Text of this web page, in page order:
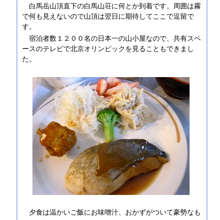
白馬岳山頂直下の白馬山荘に何とか到着です。周囲は霧
で何も見えないので山頂は翌日に期待してここで逗留で
す。
宿泊者数１２００名の日本一の山小屋なので、共有スペ
ースのテレビで北京オリンピックを見ることもできまし
た。
夕食は温かいご飯にお味噌汁、おかずがついて豪勢なも